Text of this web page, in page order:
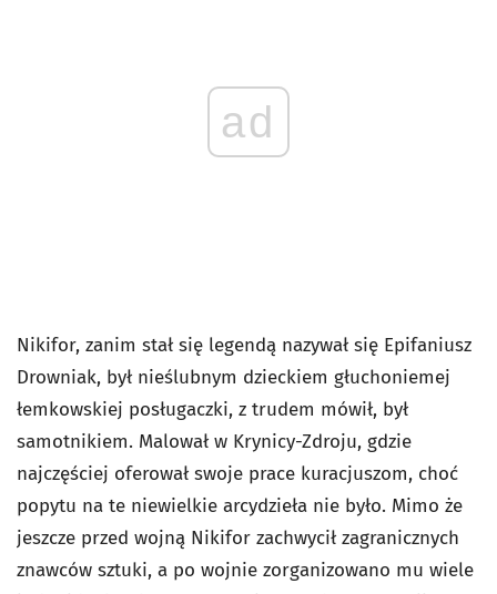
ad
Nikifor, zanim stał się legendą nazywał się Epifaniusz
Drowniak, był nieślubnym dzieckiem głuchoniemej
łemkowskiej posługaczki, z trudem mówił, był
samotnikiem. Malował w Krynicy-Zdroju, gdzie
najczęściej oferował swoje prace kuracjuszom, choć
popytu na te niewielkie arcydzieła nie było. Mimo że
jeszcze przed wojną Nikifor zachwycił zagranicznych
znawców sztuki, a po wojnie zorganizowano mu wiele